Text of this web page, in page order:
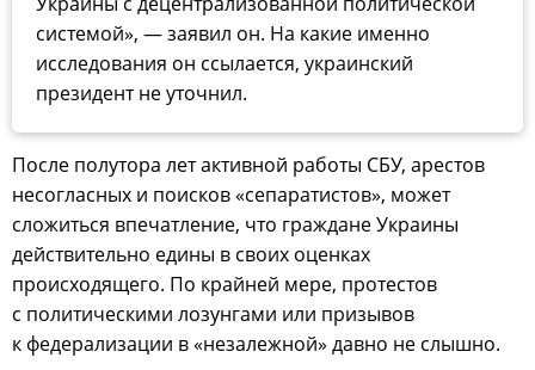
системой», — заявил он. На какие именно
исследования он ссылается, украинский
президент не уточнил.
После полутора лет активной работы СБУ, арестов
несогласных и поисков «сепаратистов», может
сложиться впечатление, что граждане Украины
действительно едины в своих оценках
происходящего. По крайней мере, протестов
с политическими лозунгами или призывов
к федерализации в «незалежной» давно не слышно.